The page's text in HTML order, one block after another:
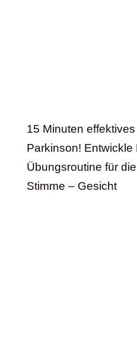
15 Minuten
Parkinson! Entwickle
Übungsroutine für
Stimme – Gesicht